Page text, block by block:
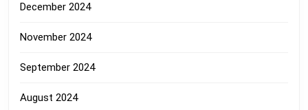
December 2024
November 2024
September 2024
August 2024